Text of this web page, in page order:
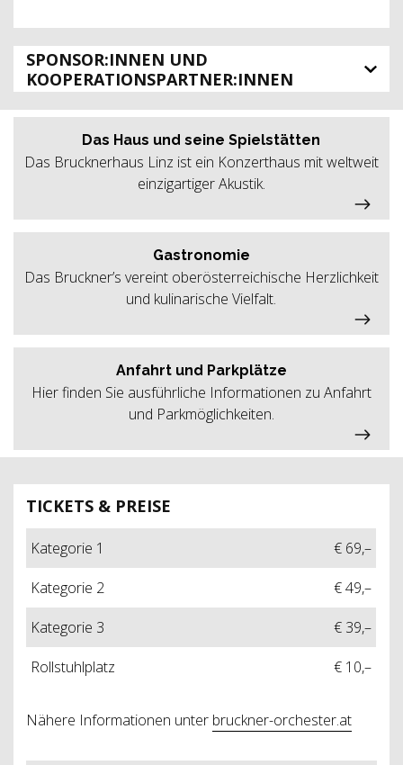
SPONSOR:INNEN UND
KOOPERATIONSPARTNER:INNEN
TICKETS & PREISE
Kategorie 1
€ 69,–
Kategorie 2
€ 49,–
Kategorie 3
€ 39,–
Rollstuhlplatz
€ 10,–
Nähere Informationen unter bruckner-orchester.at
Das Haus und seine Spielstätten
Das Brucknerhaus Linz ist ein Konzerthaus mit weltweit
einzigartiger Akustik.
Gastronomie
Das Bruckner’s vereint oberösterreichische Herzlichkeit
und kulinarische Vielfalt.
Anfahrt und Parkplätze
Hier finden Sie ausführliche Informationen zu Anfahrt
und Parkmöglichkeiten.